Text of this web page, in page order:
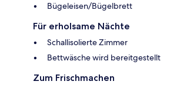
Bügeleisen/Bügelbrett
Für erholsame Nächte
Schallisolierte Zimmer
Bettwäsche wird bereitgestellt
Zum Frischmachen